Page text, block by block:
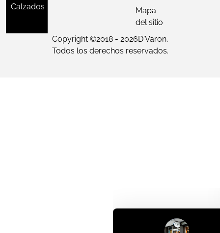
Calzados
Mapa
del sitio
Copyright ©2018 - 2026D'Varon,
Todos los derechos reservados.
¡Hola! ¿En qué puedo